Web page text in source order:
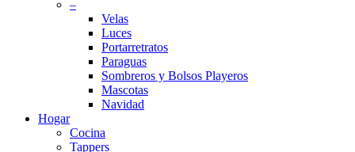
–
Velas
Luces
Portarretratos
Paraguas
Sombreros y Bolsos Playeros
Mascotas
Navidad
Hogar
Cocina
Tappers